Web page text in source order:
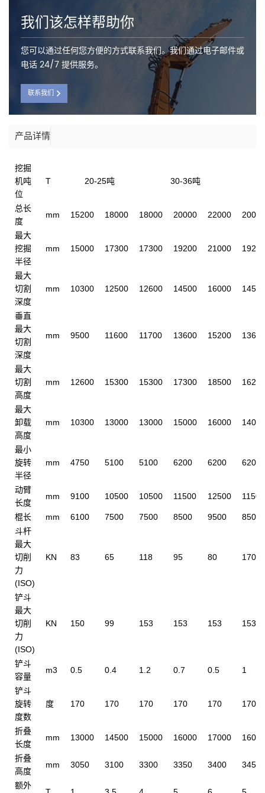
我们该怎样帮助你
您可以通过任何您方便的方式联系我们。我们通过电子邮件或
电话 24/7 提供服务。
联系我们
产品详情
挖掘
机吨
位
T 20-25吨 30-36吨
总长
度
mm 15200 18000 18000 20000 22000 20000
最大
挖掘
半径
mm 15000 17300 17300 19200 21000 19200
最大
切割
深度
mm 10300 12500 12600 14500 16000 14500
垂直
最大
切割
深度
mm 9500 11600 11700 13600 15200 13600
最大
切割
高度
mm 12600 15300 15300 17300 18500 16200
最大
卸载
高度
mm 10300 13000 13000 15000 16000 14000
最小
旋转
半径
mm 4750 5100 5100 6200 6200 6200
动臂
长度
mm 9100 10500 10500 11500 12500 11500
棍长 mm 6100 7500 7500 8500 9500
8500
斗杆
最大
切削
力
(ISO)
KN 83 65 118 95 80 170
铲斗
最大
切削
力
(ISO)
KN 150 99 153 153 153 153
铲斗
容量
m3 0.5 0.4 1.2 0.7 0.5 1
铲斗
旋转
度数
度 170 170 170 170 170 170
折叠
长度
mm 13000 14500 15000 16000 17000 16000
折叠
高度
mm 3050 3100 3300 3350 3400 3450
额外